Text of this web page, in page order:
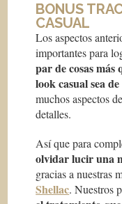
BONUS
CASUAL
Los aspectos
importantes para
par de cosas más
look casual sea
muchos aspectos
detalles.
Así que para
olvidar lucir una
gracias a nuestras
Shellac. Nuestros